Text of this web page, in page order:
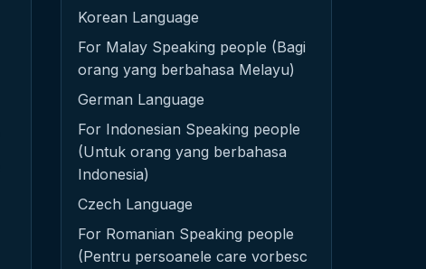
Korean Language
For Malay Speaking people (Bagi
orang yang berbahasa Melayu)
German Language
For Indonesian Speaking people
(Untuk orang yang berbahasa
Indonesia)
Czech Language
For Romanian Speaking people
(Pentru persoanele care vorbesc